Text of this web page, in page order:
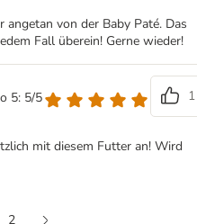
angetan von der Baby Paté. Das
Fall überein! Gerne wieder!
5: 5/5
1
mit diesem Futter an! Wird
2